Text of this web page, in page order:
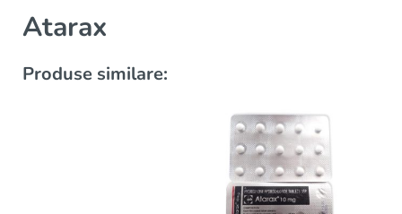
Atarax
Produse similare: